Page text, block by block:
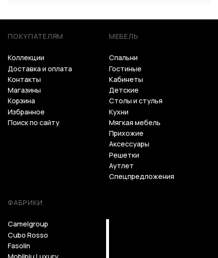
ПОКУПАТЕЛЯМ
Коллекции
Доставка и оплата
Контакты
Магазины
Корзина
Избранное
Поиск по сайту
МЕБЕЛЬ
Спальни
Гостиные
Кабинеты
Детские
Столы и стулья
Кухни
Мягкая мебель
Прихожие
Аксессуары
Решетки
Аутлет
Спецпредложения
ФАБРИКИ
Camelgroup
Cubo Rosso
Fasolin